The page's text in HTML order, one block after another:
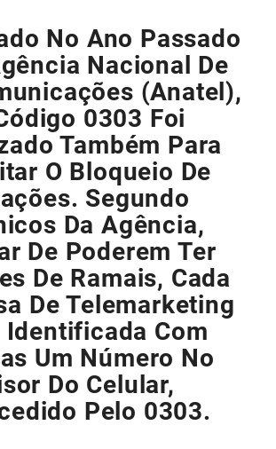
No Ano Passado
Nacional De
(Anatel),
0303 Foi
Também Para
O Bloqueio De
Segundo
Da Agência,
De Poderem Ter
De Ramais, Cada
De Telemarketing
Identificada Com
Um Número No
Do Celular,
Pelo 0303.